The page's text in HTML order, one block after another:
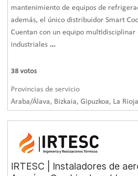
mantenimiento de equipos de
además, el único distribuidor Smart
Cuentan con un equipo
industriales ...
38 votos
Provincias de servicio
Araba/Álava, Bizkaia, Gipuzkoa, La
IRTESC | Instaladores de